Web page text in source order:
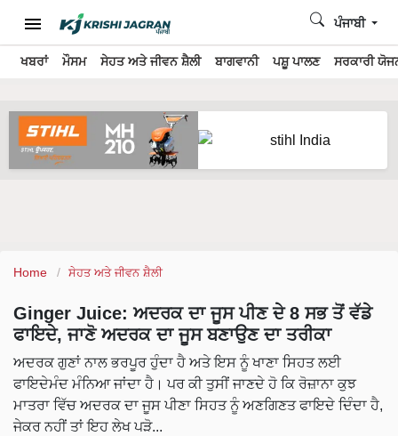
ਖਬਰਾਂ ਮੌਸਮ ਸੇਹਤ ਅਤੇ ਜੀਵਨ ਸ਼ੈਲੀ ਬਾਗਵਾਨੀ ਪਸ਼ੂ ਪਾਲਣ ਸਰਕਾਰੀ
ਪੰਜਾਬੀ
Home ਸੇਹਤ ਅਤੇ ਜੀਵਨ ਸ਼ੈਲੀ
Ginger Juice: ਅਦਰਕ ਦਾ ਜੂਸ ਪੀਣ ਦੇ 8 ਸਭ ਤੋਂ ਵੱਡੇ
ਫਾਇਦੇ, ਜਾਣੋ ਅਦਰਕ ਦਾ ਜੂਸ ਬਣਾਉਣ ਦਾ ਤਰੀਕਾ
ਅਦਰਕ ਗੁਣਾਂ ਨਾਲ ਭਰਪੂਰ ਹੁੰਦਾ ਹੈ ਅਤੇ ਇਸ ਨੂੰ ਖਾਣਾ ਸਿਹਤ ਲਈ
ਫਾਇਦੇਮੰਦ ਮੰਨਿਆ ਜਾਂਦਾ ਹੈ। ਪਰ ਕੀ ਤੁਸੀਂ ਜਾਣਦੇ ਹੋ ਕਿ ਰੋਜ਼ਾਨਾ ਕੁਝ
ਮਾਤਰਾ ਵਿੱਚ ਅਦਰਕ ਦਾ ਜੂਸ ਪੀਣਾ ਸਿਹਤ ਨੂੰ ਅਣਗਿਣਤ ਫਾਇਦੇ ਦਿੰਦਾ ਹੈ,
ਜੇਕਰ ਨਹੀਂ ਤਾਂ ਇਹ ਲੇਖ ਪੜੋ...